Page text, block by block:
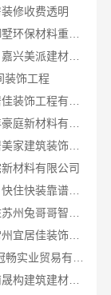
修收费透明
本地免拆模板多少钱一平？重庆御墅环保材料重钢别墅
嘉兴秀洲家装施工全包透明报价，嘉兴美派建材科技有限公司闭口合同
装饰工程
品质装饰家装服务报价佛山市雅居美家建筑装饰工程有限公司
材料有限公司
同城快装（湖北）科技有限公司：快住快装靠谱吗？省心老房翻新工期保障
新北优秀家庭装修价格清单——常州宜居佳装饰工程有限公司
稳固抗震重钢装配式房报价，云南晟构建筑建材有限公司公开透明